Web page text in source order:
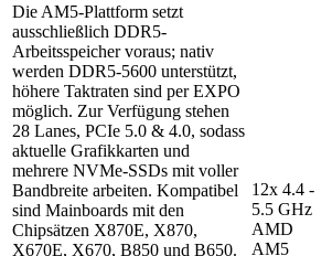
Die AM5-Plattform setzt
ausschließlich DDR5-
Arbeitsspeicher voraus; nativ
werden DDR5-5600 unterstützt,
höhere Taktraten sind per EXPO
möglich. Zur Verfügung stehen
28 Lanes, PCIe 5.0 & 4.0, sodass
aktuelle Grafikkarten und
mehrere NVMe-SSDs mit voller
Bandbreite arbeiten. Kompatibel
sind Mainboards mit den
Chipsätzen X870E, X870,
X670E, X670, B850 und B650.
12x 4.4 -
5.5 GHz
AMD
AM5